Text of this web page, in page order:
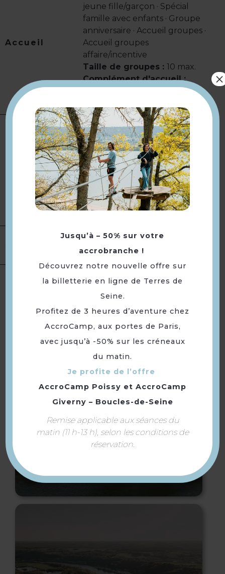
Accueil
jeune fille/garçon · Spécial
famille avec enfants · Groupe
anniversaire · Accueil groupes ·
Accueil groupes
affaire/incentive
Taille de groupes : 10 max.
Complément d'accueil :
Prévoir d'arriver 10 minutes
Equipement
Eau chaude solaire
Parking gratuit
Parking
Défibrillateur
Equipements
développement durable
Panneau photovoltaïque
Langues Langue(s) parlée(s) : Français
À voir aussi ...
Mantes-la-Jolie (église)
Jusqu’à – 50% sur votre
accrobranche !
Découvrez notre nouvelle offre sur
la billetterie en ligne de Terres de
Seine.
Profitez de 3 heures d’aventure chez
AccroCamp, aux portes de Paris,
avec jusqu’à -50% sur les créneaux
du matin.
Je profite de l’offre
AccroCamp Poissy et AccroCamp
Giverny – Boucles-de-Seine
Remise applicable aux séances du
matin (11 h-13 h), selon les conditions de
réservation.
×